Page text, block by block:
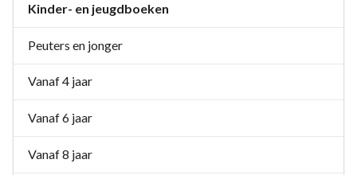
Kinder- en jeugdboeken
Peuters en jonger
Vanaf 4 jaar
Vanaf 6 jaar
Vanaf 8 jaar